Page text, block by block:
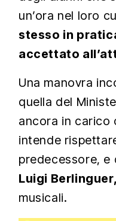
un’ora nel loro
stesso in
accettato
Una manovra
quella del
ancora in carico
intende
predecessore,
Luigi Berlinguer,
musicali.